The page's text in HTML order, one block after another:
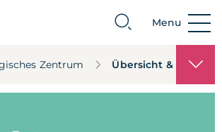
Suche Menu
Zentrum Übersicht & Kontakt